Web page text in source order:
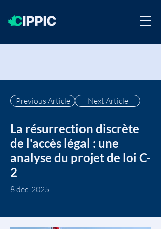
Next Article
Previous Article
La résurrection discrète
de l'accès légal : une
analyse du projet de loi C-
2
8 déc. 2025